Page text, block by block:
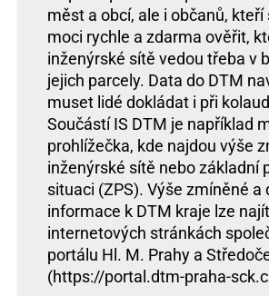
měst a obcí, ale i občanů, kteří
moci rychle a zdarma ověřit,
inženýrské sítě vedou třeba v
jejich parcely. Data do DTM
muset lidé dokládat i při
Součástí IS DTM je například
prohlížečka, kde najdou výše
inženýrské sítě nebo základní
situaci (ZPS). Výše zmíněné a
informace k DTM kraje lze
internetových stránkách
portálu Hl. M. Prahy a
(https://portal.dtm-praha-